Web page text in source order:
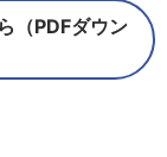
（PDFダウン